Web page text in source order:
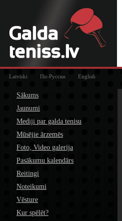
Latviski По-Русски English
Sākums
Jaunumi
Mediji par galda tenisu
Mūsējie ārzemēs
Foto, Video galerija
Pasākumu kalendārs
Reitingi
Noteikumi
Vēsture
Kur spēlēt?